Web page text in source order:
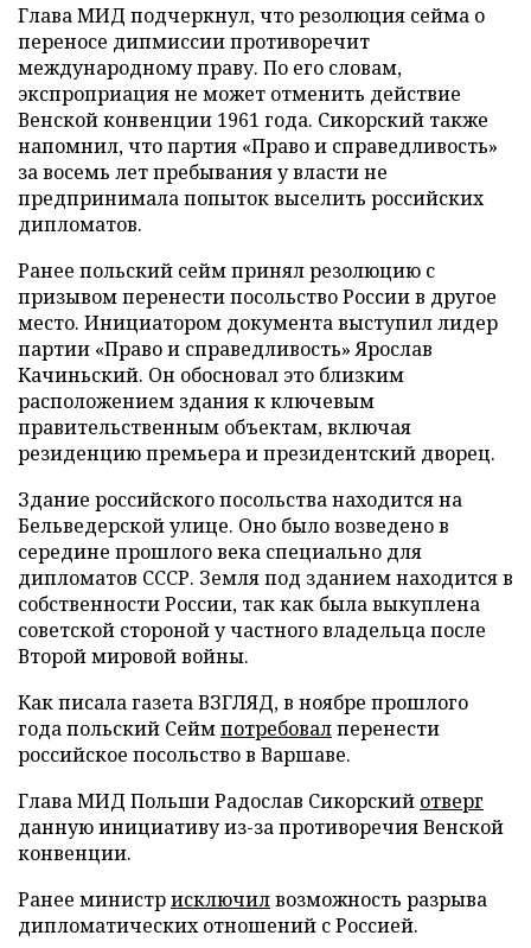
Глава МИД подчеркнул, что резолюция сейма о
переносе дипмиссии противоречит
международному праву. По его словам,
экспроприация не может отменить действие
Венской конвенции 1961 года. Сикорский также
напомнил, что партия «Право и справедливость»
за восемь лет пребывания у власти не
предпринимала попыток выселить российских
дипломатов.
Ранее польский сейм принял резолюцию с
призывом перенести посольство России в другое
место. Инициатором документа выступил лидер
партии «Право и справедливость» Ярослав
Качиньский. Он обосновал это близким
расположением здания к ключевым
правительственным объектам, включая
резиденцию премьера и президентский дворец.
Здание российского посольства находится на
Бельведерской улице. Оно было возведено в
середине прошлого века специально для
дипломатов СССР. Земля под зданием находится в
собственности России, так как была выкуплена
советской стороной у частного владельца после
Второй мировой войны.
Как писала газета ВЗГЛЯД, в ноябре прошлого
года польский Сеймпотребовалперенести
российское посольство в Варшаве.
Глава МИД Польши Радослав Сикорский отверг
данную инициативу из-за противоречия Венской
конвенции.
Ранее министрисключилвозможность разрыва
дипломатических отношений с Россией.